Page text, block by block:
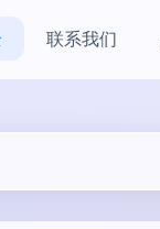
联系我们